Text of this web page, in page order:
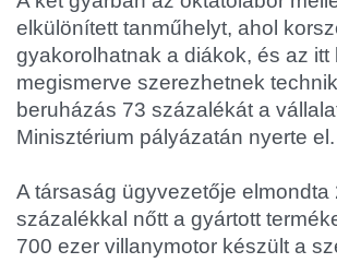
elkülönített tanműhelyt, ahol
gyakorolhatnak a diákok, és az
megismerve szerezhetnek
beruházás 73 százalékát a
Minisztérium pályázatán nyerte el.
A társaság ügyvezetője
százalékkal nőtt a gyártott
700 ezer villanymotor készült a